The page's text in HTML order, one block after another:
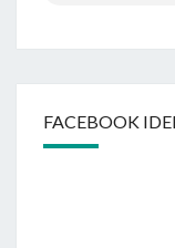
FACEBOOK